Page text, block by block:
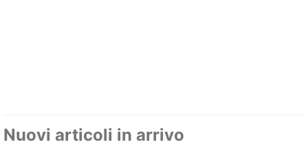
Nuovi articoli in arrivo